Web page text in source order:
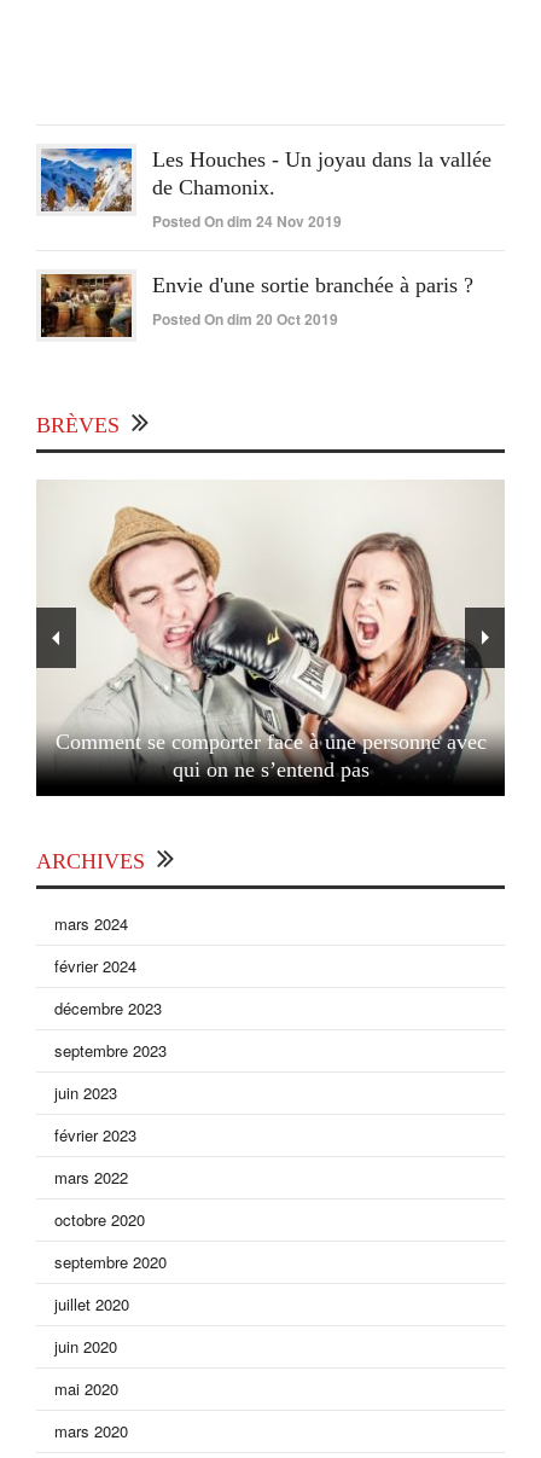
Les Houches - Un joyau dans la vallée
de Chamonix.
Posted On dim 24 Nov 2019
Envie d'une sortie branchée à paris ?
Posted On dim 20 Oct 2019
BRÈVES
Comment se comporter face à une personne avec
qui on ne s’entend pas
ARCHIVES
mars 2024
février 2024
décembre 2023
septembre 2023
juin 2023
février 2023
mars 2022
octobre 2020
septembre 2020
juillet 2020
juin 2020
mai 2020
mars 2020